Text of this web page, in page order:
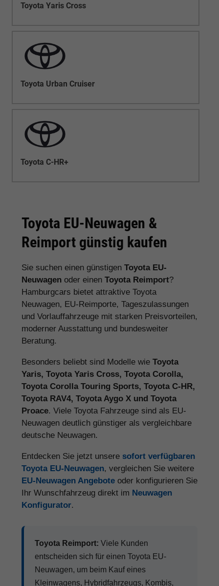
Toyota Yaris Cross
Toyota Urban Cruiser
Toyota C-HR+
Toyota EU-Neuwagen &
Reimport günstig kaufen
Sie suchen einen günstigen Toyota EU-
Neuwagen oder einen Toyota Reimport?
Hamburgcars bietet attraktive Toyota
Neuwagen, EU-Reimporte, Tageszulassungen
und Vorlauffahrzeuge mit starken Preisvorteilen,
moderner Ausstattung und bundesweiter
Beratung.
Besonders beliebt sind Modelle wie Toyota
Yaris, Toyota Yaris Cross, Toyota Corolla,
Toyota Corolla Touring Sports, Toyota C-HR,
Toyota RAV4, Toyota Aygo X und Toyota
Proace. Viele Toyota Fahrzeuge sind als EU-
Neuwagen deutlich günstiger als vergleichbare
deutsche Neuwagen.
Entdecken Sie jetzt unsere sofort verfügbaren
Toyota EU-Neuwagen, vergleichen Sie weitere
EU-Neuwagen Angebote oder konfigurieren Sie
Ihr Wunschfahrzeug direkt im Neuwagen
Konfigurator.
Toyota Reimport: Viele Kunden
entscheiden sich für einen Toyota EU-
Neuwagen, um beim Kauf eines
Kleinwagens, Hybridfahrzeugs, Kombis,